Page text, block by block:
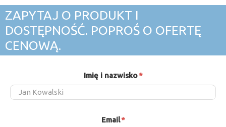
ZAPYTAJ O PRODUKT I
DOSTĘPNOŚĆ. POPROŚ O OFERTĘ
CENOWĄ.
Imię i nazwisko*
Email*